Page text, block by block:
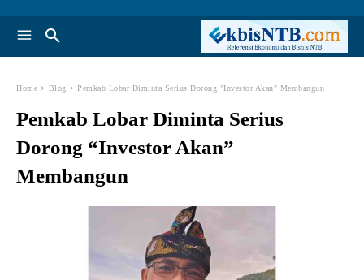
Home Blog Pemkab Lobar Diminta Serius Dorong "Investor Akan" Membangun
Pemkab Lobar Diminta Serius
Dorong “Investor Akan”
Membangun